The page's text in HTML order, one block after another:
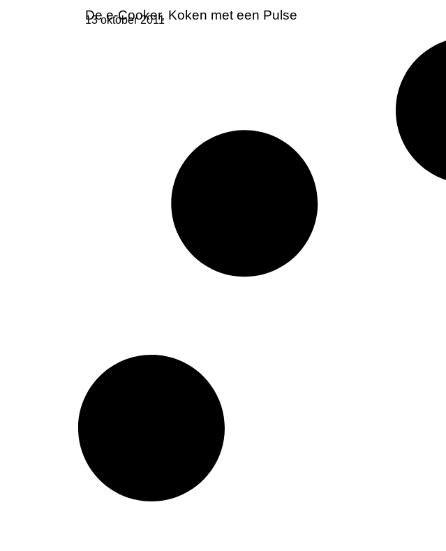
De e-Cooker, Koken met een Pulse
13 oktober 2011